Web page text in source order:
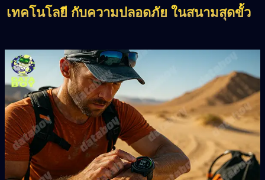
เทคโนโลยี กับความปลอดภัย ในสนามสุดขั้ว